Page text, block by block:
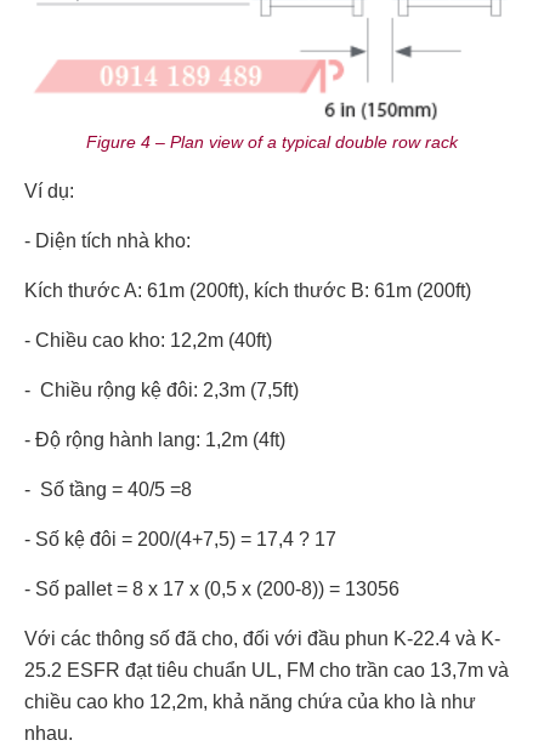
Figure 4 – Plan view of a typical double row rack
Ví dụ:
- Diện tích nhà kho:
Kích thước A: 61m (200ft), kích thước B: 61m (200ft)
- Chiều cao kho: 12,2m (40ft)
- Chiều rộng kệ đôi: 2,3m (7,5ft)
- Độ rộng hành lang: 1,2m (4ft)
- Số tầng = 40/5 =8
- Số kệ đôi = 200/(4+7,5) = 17,4 ? 17
- Số pallet = 8 x 17 x (0,5 x (200-8)) = 13056
Với các thông số đã cho, đối với đầu phun K-22.4 và K-
25.2 ESFR đạt tiêu chuẩn UL, FM cho trần cao 13,7m và
chiều cao kho 12,2m, khả năng chứa của kho là như
nhau.